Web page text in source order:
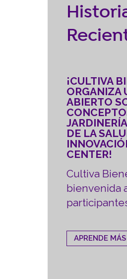
¡CULTIVA
ORGANIZA
ABIERTO
DE LA
CENTER!
Cultiva
bienvenida
APRENDE MÁS